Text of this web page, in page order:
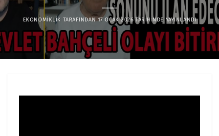
EKONOMIKLIK TARAFINDAN 17 OCAK 2026TARIHINDE YAYINLANDI